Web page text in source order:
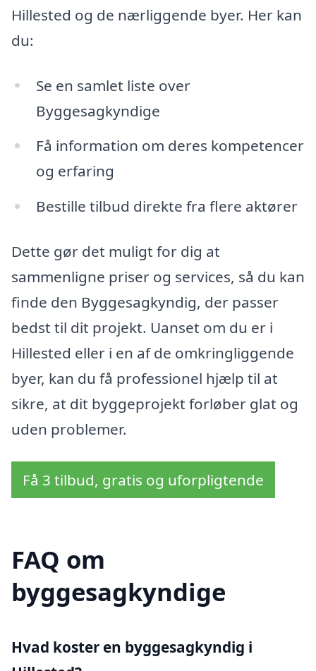
Hillested og de nærliggende byer. Her kan
du:
Se en samlet liste over
Byggesagkyndige
Få information om deres kompetencer
og erfaring
Bestille tilbud direkte fra flere aktører
Dette gør det muligt for dig at
sammenligne priser og services, så du kan
finde den Byggesagkyndig, der passer
bedst til dit projekt. Uanset om du er i
Hillested eller i en af de omkringliggende
byer, kan du få professionel hjælp til at
sikre, at dit byggeprojekt forløber glat og
uden problemer.
Få 3 tilbud, gratis og uforpligtende
FAQ om
byggesagkyndige
Hvad koster en byggesagkyndig i